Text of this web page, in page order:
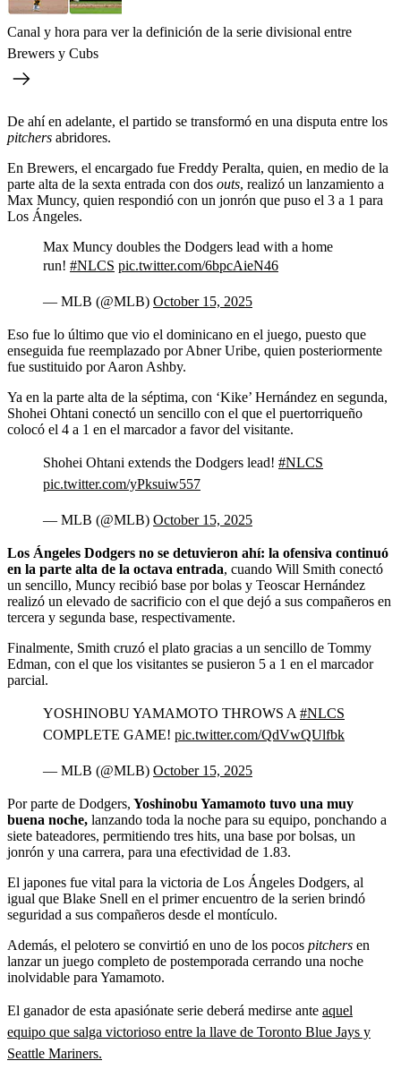
Canal y hora para ver la definición de la serie divisional entre
Brewers y Cubs
De ahí en adelante, el partido se transformó en una disputa entre los
pitchers abridores.
En Brewers, el encargado fue Freddy Peralta, quien, en medio de la
parte alta de la sexta entrada con dos outs, realizó un lanzamiento a
Max Muncy, quien respondió con un jonrón que puso el 3 a 1 para
Los Ángeles.
Max Muncy doubles the Dodgers lead with a home
run! #NLCS pic.twitter.com/6bpcAieN46
— MLB (@MLB) October 15, 2025
Eso fue lo último que vio el dominicano en el juego, puesto que
enseguida fue reemplazado por Abner Uribe, quien posteriormente
fue sustituido por Aaron Ashby.
Ya en la parte alta de la séptima, con ‘Kike’ Hernández en segunda,
Shohei Ohtani conectó un sencillo con el que el puertorriqueño
colocó el 4 a 1 en el marcador a favor del visitante.
Shohei Ohtani extends the Dodgers lead! #NLCS
pic.twitter.com/yPksuiw557
— MLB (@MLB) October 15, 2025
Los Ángeles Dodgers no se detuvieron ahí: la ofensiva continuó
en la parte alta de la octava entrada, cuando Will Smith conectó
un sencillo, Muncy recibió base por bolas y Teoscar Hernández
realizó un elevado de sacrificio con el que dejó a sus compañeros en
tercera y segunda base, respectivamente.
Finalmente, Smith cruzó el plato gracias a un sencillo de Tommy
Edman, con el que los visitantes se pusieron 5 a 1 en el marcador
parcial.
YOSHINOBU YAMAMOTO THROWS A#NLCS
COMPLETE GAME! pic.twitter.com/QdVwQUlfbk
— MLB (@MLB) October 15, 2025
Por parte de Dodgers, Yoshinobu Yamamoto tuvo una muy
buena noche, lanzando toda la noche para su equipo, ponchando a
siete bateadores, permitiendo tres hits, una base por bolsas, un
jonrón y una carrera, para una efectividad de 1.83.
El japones fue vital para la victoria de Los Ángeles Dodgers, al
igual que Blake Snell en el primer encuentro de la serien brindó
seguridad a sus compañeros desde el montículo.
Además, el pelotero se convirtió en uno de los pocos pitchers en
lanzar un juego completo de postemporada cerrando una noche
inolvidable para Yamamoto.
El ganador de esta apasiónate serie deberá medirse ante aquel
equipo que salga victorioso entre la llave de Toronto Blue Jays y
Seattle Mariners.